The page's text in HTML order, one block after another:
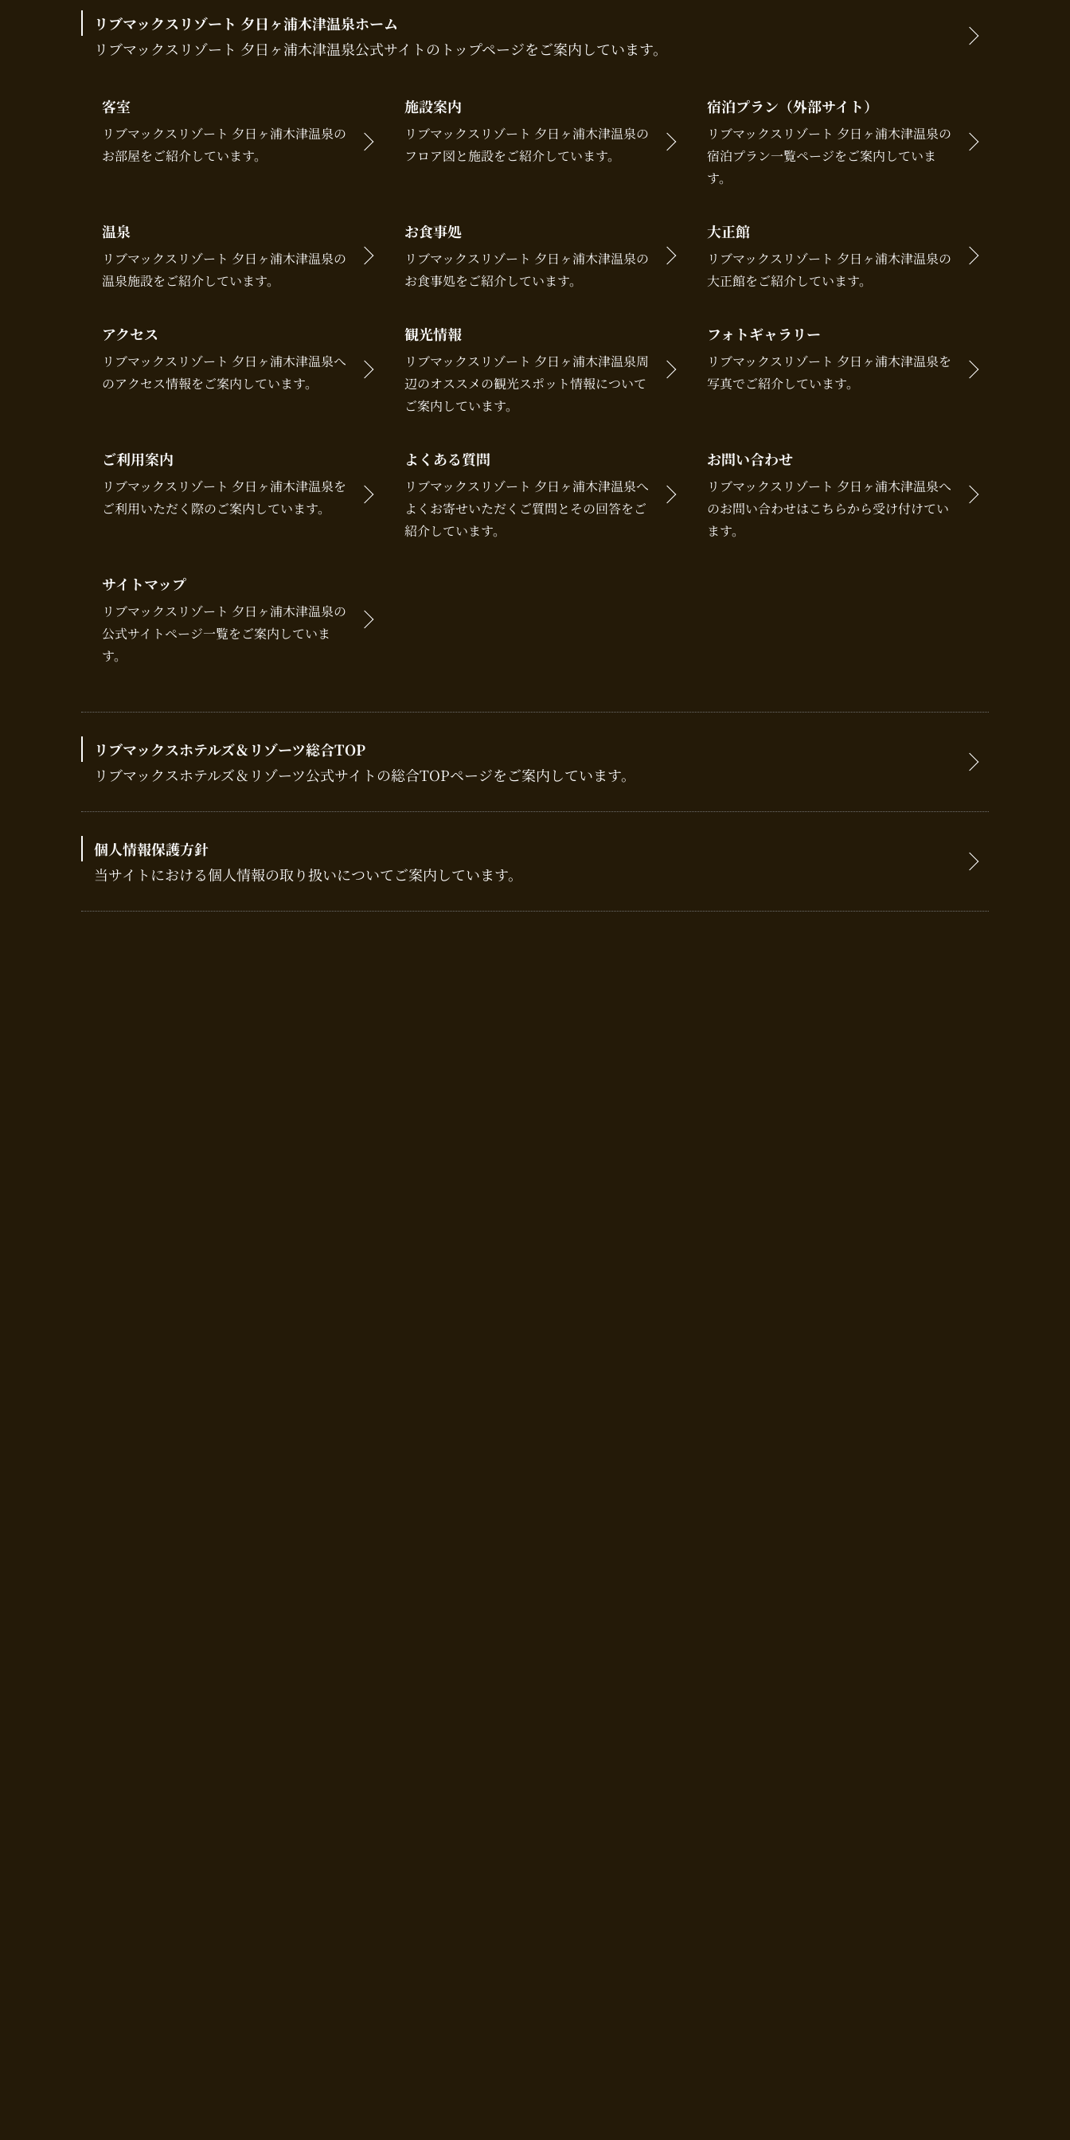
リブマックスリゾート 夕日ヶ浦木津温泉ホーム
リブマックスリゾート 夕日ヶ浦木津温泉公式サイトのトップページをご案内しています。
客室
リブマックスリゾート 夕日ヶ浦木津温泉の
お部屋をご紹介しています。
施設案内
リブマックスリゾート 夕日ヶ浦木津温泉の
フロア図と施設をご紹介しています。
宿泊プラン（外部サイト）
リブマックスリゾート 夕日ヶ浦木津温泉の
宿泊プラン一覧ページをご案内していま
す。
温泉
リブマックスリゾート 夕日ヶ浦木津温泉の
温泉施設をご紹介しています。
お食事処
リブマックスリゾート 夕日ヶ浦木津温泉の
お食事処をご紹介しています。
大正館
リブマックスリゾート 夕日ヶ浦木津温泉の
大正館をご紹介しています。
アクセス
リブマックスリゾート 夕日ヶ浦木津温泉へ
のアクセス情報をご案内しています。
観光情報
リブマックスリゾート 夕日ヶ浦木津温泉周
辺のオススメの観光スポット情報について
ご案内しています。
フォトギャラリー
リブマックスリゾート 夕日ヶ浦木津温泉を
写真でご紹介しています。
ご利用案内
リブマックスリゾート 夕日ヶ浦木津温泉を
ご利用いただく際のご案内しています。
よくある質問
リブマックスリゾート 夕日ヶ浦木津温泉へ
よくお寄せいただくご質問とその回答をご
紹介しています。
お問い合わせ
リブマックスリゾート 夕日ヶ浦木津温泉へ
のお問い合わせはこちらから受け付けてい
ます。
サイトマップ
リブマックスリゾート 夕日ヶ浦木津温泉の
公式サイトページ一覧をご案内していま
す。
リブマックスホテルズ＆リゾーツ総合TOP
リブマックスホテルズ＆リゾーツ公式サイトの総合TOPページをご案内しています。
個人情報保護方針
当サイトにおける個人情報の取り扱いについてご案内しています。